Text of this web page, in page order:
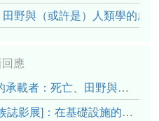
野與（或許是）人類學的成
應
死亡、田野與（或許是）人類學的成年禮
在基礎設施的邊緣，聆聽人的呼吸